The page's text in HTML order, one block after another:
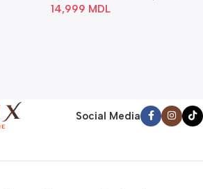
14,999 MDL
Social Media